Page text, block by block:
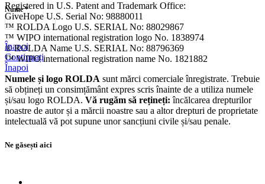
Nume*
Înapoi
Continuați
Înapoi
Registered in U.S. Patent and Trademark Office:
GiveHope U.S. Serial No: 98880011
™ ROLDA Logo U.S. SERIAL No: 88029867
™ WIPO international registration logo No. 1838974
® ROLDA Name U.S. SERIAL No: 88796369
™ WIPO international registration name No. 1821882
Numele și logo ROLDA sunt mărci comerciale înregistrate. Trebuie
să obțineți un consimțământ expres scris înainte de a utiliza numele
și/sau logo ROLDA. Vă rugăm să rețineți: încălcarea drepturilor
noastre de autor și a mărcii noastre sau a altor drepturi de proprietate
intelectuală vă pot supune unor sancțiuni civile și/sau penale.
Ne găsești aici